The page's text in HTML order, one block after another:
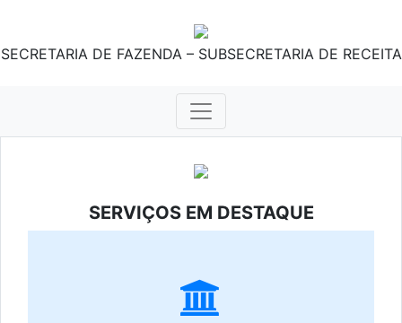
SECRETARIA DE FAZENDA – SUBSECRETARIA DE RECEITA
SERVIÇOS EM DESTAQUE